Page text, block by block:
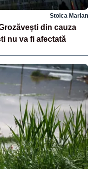
Stoica Marian
din cauza
nu va fi afectată